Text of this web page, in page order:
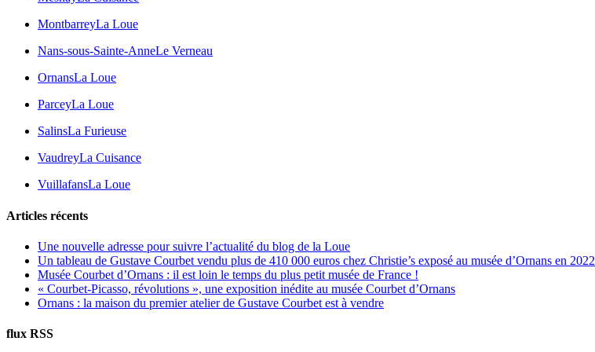
MontbarreyLa Loue
Nans-sous-Sainte-AnneLe Verneau
OrnansLa Loue
ParceyLa Loue
SalinsLa Furieuse
VaudreyLa Cuisance
VuillafansLa Loue
Articles récents
Une nouvelle adresse pour suivre l’actualité du blog de la Loue
Un tableau de Gustave Courbet vendu plus de 410 000 euros chez Christie’s exposé au musée d’Ornans en 2022
Musée Courbet d’Ornans : il est loin le temps du plus petit musée de France !
« Courbet-Picasso, révolutions », une exposition inédite au musée Courbet d’Ornans
Ornans : la maison du premier atelier de Gustave Courbet est à vendre
flux RSS